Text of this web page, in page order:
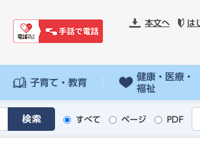
本文へ は
子育て・教育
健康・医療・
福祉
すべて ページ PDF